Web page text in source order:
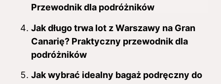
Przewodnik dla podróżników
Jak długo trwa lot z Warszawy na Gran
Canarię? Praktyczny przewodnik dla
podróżników
Jak wybrać idealny bagaż podręczny do